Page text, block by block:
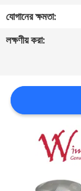
একটি
অনুরোধ
করুন
সাইটম্যাপ
গোপনীয়তা
যোগানের ক্ষমতা:
লক্ষণীয় করা: